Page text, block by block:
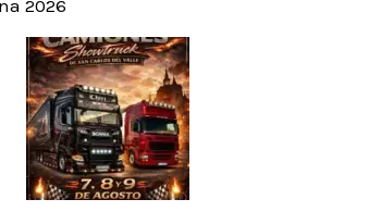
2026